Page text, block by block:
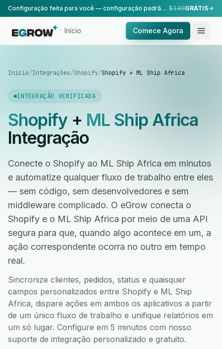
Configuração feita para você — configuração padrão, realizada pela nossa equipe. $149GRÁTIS
Início Comece Agora
Início/Integrações/Shopify/Shopify + ML Ship Africa
INTEGRAÇÃO VERIFICADA
Shopify+ ML Ship Africa
Integração
Conecte o Shopify ao ML Ship Africa em minutos
e automatize qualquer fluxo de trabalho entre eles
— sem código, sem desenvolvedores e sem
middleware complicado. O eGrow conecta o
Shopify e o ML Ship Africa por meio de uma API
segura para que, quando algo acontece em um, a
ação correspondente ocorra no outro em tempo
real.
Sincronize clientes, pedidos, status e quaisquer
campos personalizados entre Shopify e ML Ship
Africa, dispare ações em ambos os aplicativos a partir
de um único fluxo de trabalho e unifique relatórios em
um só lugar. Configure em 5 minutos com nosso
suporte de integração personalizado e gratuito.